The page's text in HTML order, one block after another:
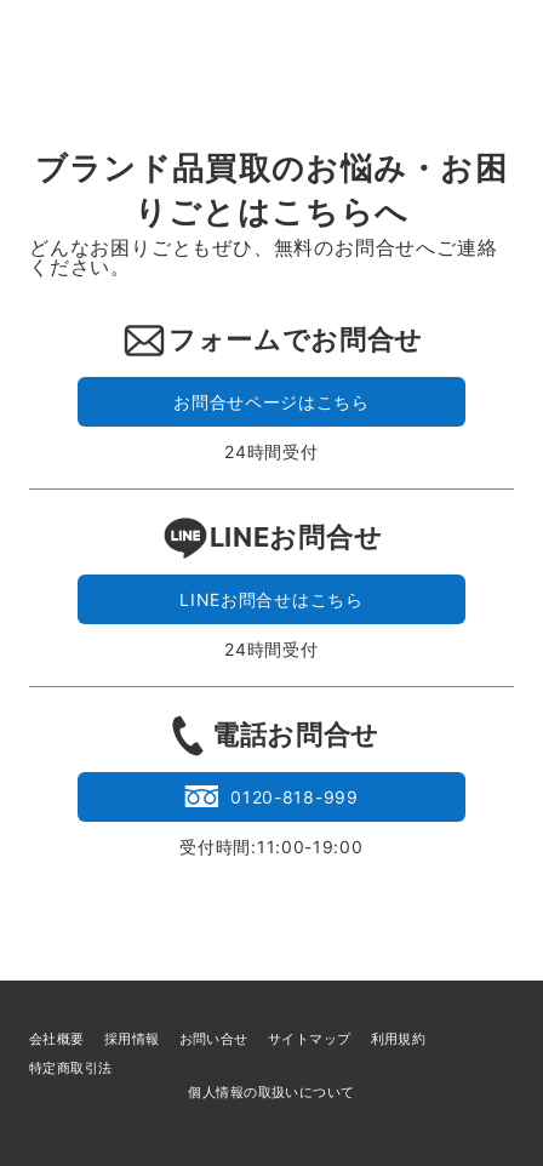
ブランド品買取のお悩み・お困
りごとはこちらへ
どんなお困りごともぜひ、無料のお問合せへご連絡
ください。
フォームでお問合せ
お問合せページはこちら
24時間受付
LINEお問合せ
LINEお問合せはこちら
24時間受付
電話お問合せ
0120-818-999
受付時間:11:00-19:00
会社概要 採用情報 お問い合せ サイトマップ
利用規約
特定商取引法
個人情報の取扱いについて